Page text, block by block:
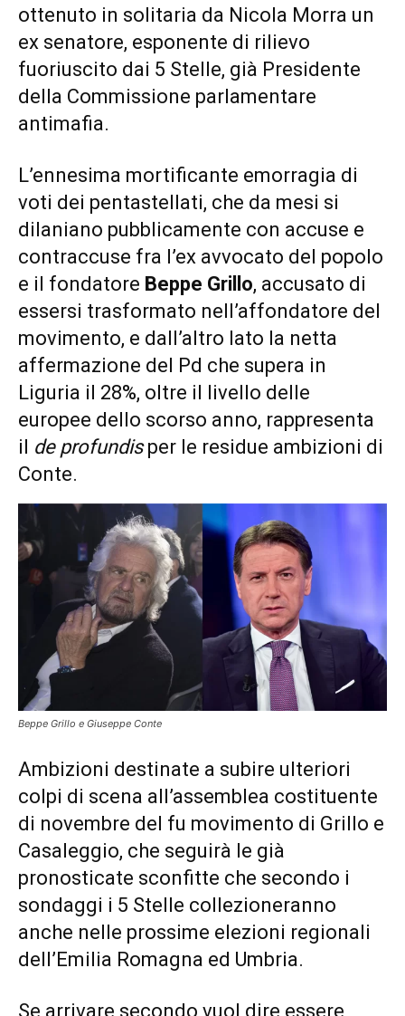
ottenuto in solitaria da Nicola Morra un
ex senatore, esponente di rilievo
fuoriuscito dai 5 Stelle, già Presidente
della Commissione parlamentare
antimafia.
L’ennesima mortificante emorragia di
voti dei pentastellati, che da mesi si
dilaniano pubblicamente con accuse e
contraccuse fra l’ex avvocato del popolo
e il fondatore Beppe Grillo, accusato di
essersi trasformato nell’affondatore del
movimento, e dall’altro lato la netta
affermazione del Pd che supera in
Liguria il 28%, oltre il livello delle
europee dello scorso anno, rappresenta
il de profundisper le residue ambizioni di
Conte.
Beppe Grillo e Giuseppe Conte
Ambizioni destinate a subire ulteriori
colpi di scena all’assemblea costituente
di novembre del fu movimento di Grillo e
Casaleggio, che seguirà le già
pronosticate sconfitte che secondo i
sondaggi i 5 Stelle collezioneranno
anche nelle prossime elezioni regionali
dell’Emilia Romagna ed Umbria.
Se arrivare secondo vuol dire essere